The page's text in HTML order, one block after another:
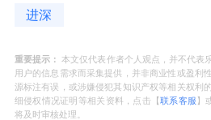
进深
重要提示： 本文仅代表作者个人观点，并不代表
用户的信息需求而采集提供，并非商业性或盈利
源标注有误，或涉嫌侵犯其知识产权等相关权利
细侵权情况证明等相关资料，点击【联系客服 】
将及时审核处理。